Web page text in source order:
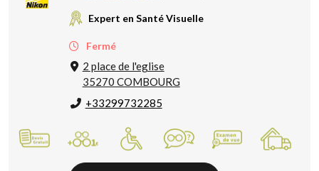
Expert en Santé Visuelle
Fermé
2 place de l'eglise
35270 COMBOURG
+33299732285